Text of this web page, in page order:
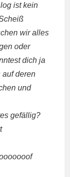
ist kein
wir alles
oder
dich ja
auf deren
und
gefällig?